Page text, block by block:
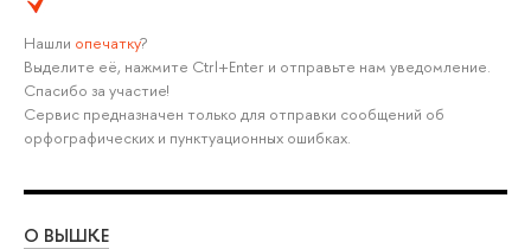
Нашли опечатку?
Выделите её, нажмите Ctrl+Enter и отправьте нам уведомление.
Спасибо за участие!
Сервис предназначен только для отправки сообщений об
орфографических и пунктуационных ошибках.
О ВЫШКЕ